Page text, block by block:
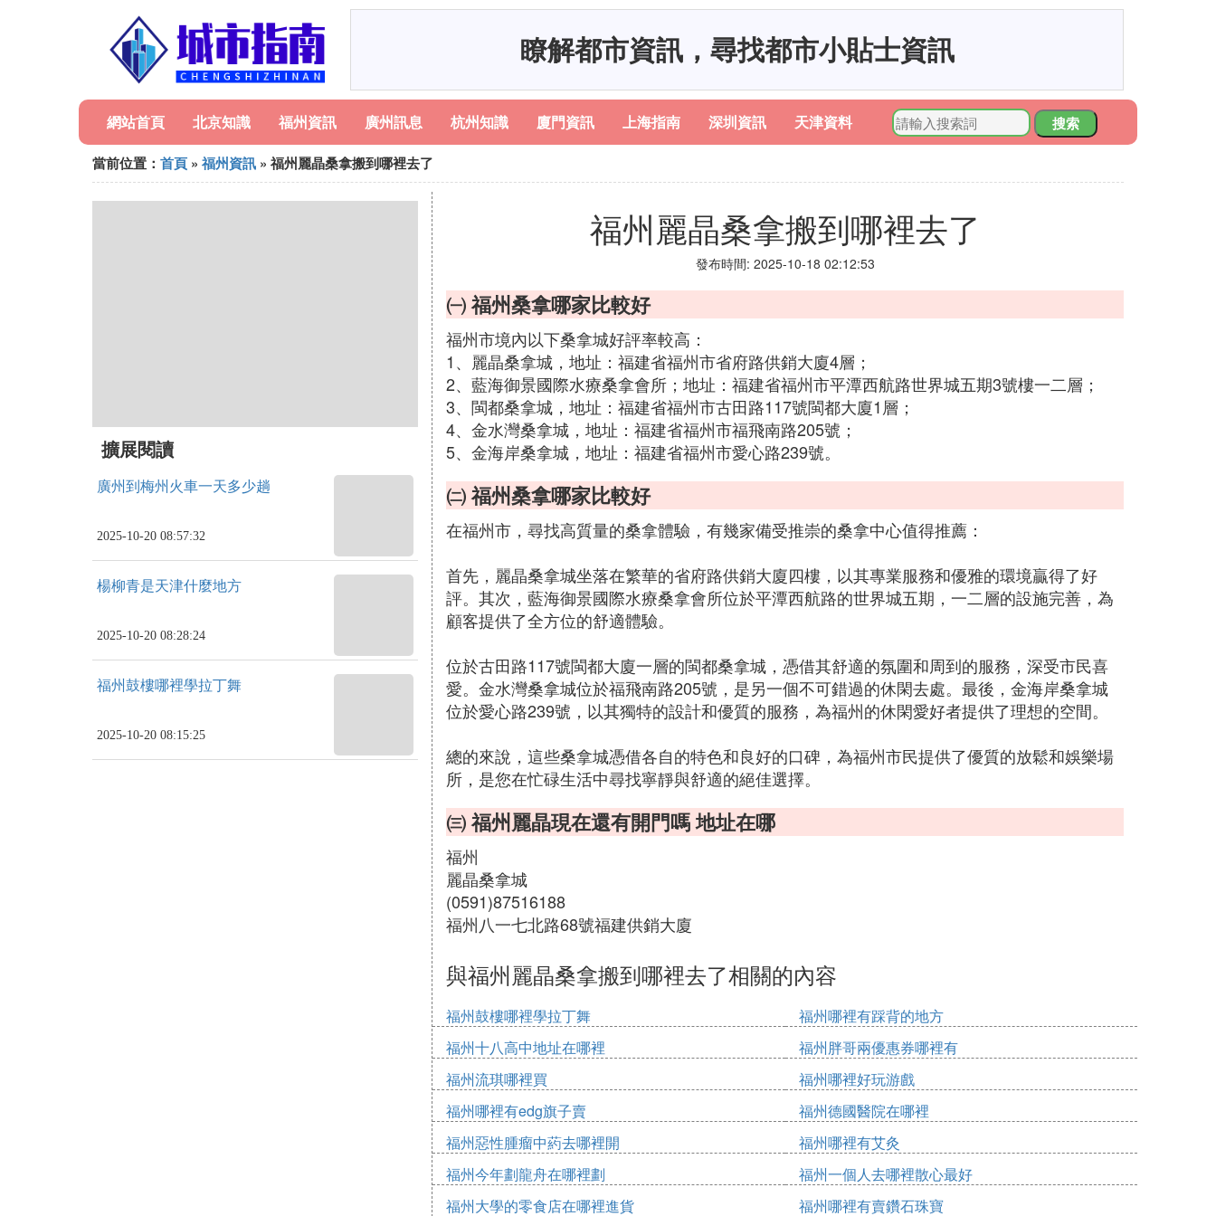
瞭解都市資訊，尋找都市小貼士資訊
網站首頁 北京知識 福州資訊 廣州訊息 杭州知識 廈門資訊 上海指南 深圳資訊 天津資料
搜索
當前位置： 首頁 » 福州資訊 » 福州麗晶桑拿搬到哪裡去了
擴展閱讀
廣州到梅州火車一天多少趟
2025-10-20 08:57:32
楊柳青是天津什麼地方
2025-10-20 08:28:24
福州鼓樓哪裡學拉丁舞
2025-10-20 08:15:25
福州麗晶桑拿搬到哪裡去了
發布時間: 2025-10-18 02:12:53
㈠ 福州桑拿哪家比較好
福州市境內以下桑拿城好評率較高：
1、麗晶桑拿城，地址：福建省福州市省府路供銷大廈4層；
2、藍海御景國際水療桑拿會所；地址：福建省福州市平潭西航路世界城五期3號樓一二層；
3、閩都桑拿城，地址：福建省福州市古田路117號閩都大廈1層；
4、金水灣桑拿城，地址：福建省福州市福飛南路205號；
5、金海岸桑拿城，地址：福建省福州市愛心路239號。
㈡ 福州桑拿哪家比較好
在福州市，尋找高質量的桑拿體驗，有幾家備受推崇的桑拿中心值得推薦：
首先，麗晶桑拿城坐落在繁華的省府路供銷大廈四樓，以其專業服務和優雅的環境贏得了好
評。其次，藍海御景國際水療桑拿會所位於平潭西航路的世界城五期，一二層的設施完善，為
顧客提供了全方位的舒適體驗。
位於古田路117號閩都大廈一層的閩都桑拿城，憑借其舒適的氛圍和周到的服務，深受市民喜
愛。金水灣桑拿城位於福飛南路205號，是另一個不可錯過的休閑去處。最後，金海岸桑拿城
位於愛心路239號，以其獨特的設計和優質的服務，為福州的休閑愛好者提供了理想的空間。
總的來說，這些桑拿城憑借各自的特色和良好的口碑，為福州市民提供了優質的放鬆和娛樂場
所，是您在忙碌生活中尋找寧靜與舒適的絕佳選擇。
㈢ 福州麗晶現在還有開門嗎 地址在哪
福州
麗晶桑拿城
(0591)87516188
福州八一七北路68號福建供銷大廈
與福州麗晶桑拿搬到哪裡去了相關的內容
福州鼓樓哪裡學拉丁舞
福州哪裡有踩背的地方
福州十八高中地址在哪裡
福州胖哥兩優惠券哪裡有
福州流琪哪裡買
福州哪裡好玩游戲
福州哪裡有edg旗子賣
福州德國醫院在哪裡
福州惡性腫瘤中葯去哪裡開
福州哪裡有艾灸
福州今年劃龍舟在哪裡劃
福州一個人去哪裡散心最好
福州大學的零食店在哪裡進貨
福州哪裡有賣鑽石珠寶